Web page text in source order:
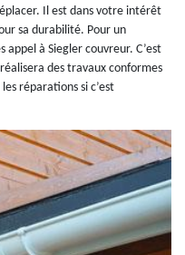
Il est dans votre intérêt
sa durabilité. Pour un
à Siegler couvreur. C’est
des travaux conformes
réparations si c’est